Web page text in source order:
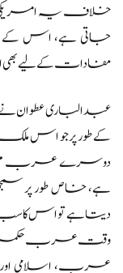
خلاف یہ امریکی
جاتی ہے، اس کے
مفادات کے لیے بھی
عبدالباری عطوان
کے طور پر جو اس ملک
دوسرے عرب
ہے، خاص طور پر
دیتا ہے تو اس کا
وقت عرب
عرب، اسلامی اور